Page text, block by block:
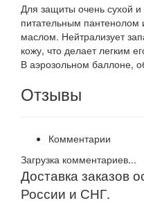
Для защиты очень сухой и
питательным
маслом. Нейтрализует
кожу, что делает легким
В аэрозольном баллоне,
Отзывы
Комментарии
Загрузка комментариев...
Доставка заказов
России и СНГ.